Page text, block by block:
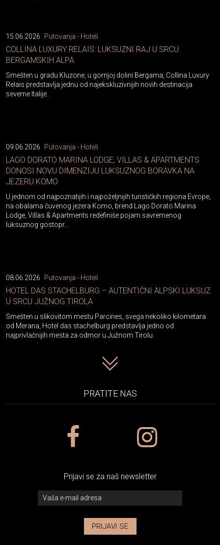
15.06.2026 Putovanja - Hoteli
COLLINA LUXURY RELAIS: LUKSUZNI RAJ U SRCU
BERGAMSKIH ALPA
Smešten u gradu Kluzone, u gornjoj dolini Bergama, Collina Luxury
Relais predstavlja jednu od najekskluzivnijih novih destinacija
severne Italije.
09.06.2026 Putovanja - Hoteli
LAGO DORATO MARINA LODGE, VILLAS & APARTMENTS
DONOSI NOVU DIMENZIJU LUKSUZNOG BORAVKA NA
JEZERU KOMO
U jednom od najpoznatijih i najpoželjnijih turističkih regiona Evrope,
na obalama čuvenog jezera Komo, brend Lago Dorato Marina
Lodge, Villas & Apartments redefiniše pojam savremenog
luksuznog gostopr...
08.06.2026 Putovanja - Hoteli
HOTEL DAS STACHELBURG – AUTENTIČNI ALPSKI LUKSUZ
U SRCU JUŽNOG TIROLA
Smešten u slikovitom mestu Parcines, svega nekoliko kilometara
od Merana, Hotel das stachelburg predstavlja jedno od
najprivlačnijih mesta za odmor u Južnom Tirolu.
PRATITE NAS
Prijavi se za naš newsletter
PRIJAVI SE